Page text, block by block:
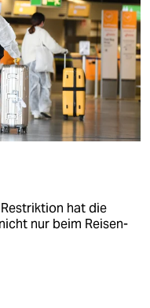
hat die
nur beim Reisen-